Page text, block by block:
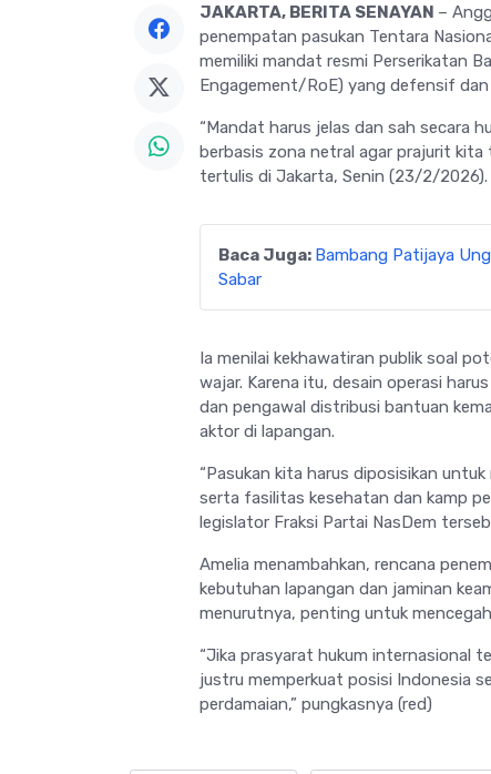
JAKARTA, BERITA SENAYAN –
penempatan pasukan Tentara
memiliki mandat resmi Perserikatan
Engagement/RoE) yang defensif
“Mandat harus jelas dan sah secara
berbasis zona netral agar prajurit kita
tertulis di Jakarta, Senin (23/2/2026).
Baca Juga: Bambang Patijaya
Sabar
Ia menilai kekhawatiran publik soal
wajar. Karena itu, desain operasi
dan pengawal distribusi bantuan
aktor di lapangan.
“Pasukan kita harus diposisikan
serta fasilitas kesehatan dan kamp
legislator Fraksi Partai NasDem
Amelia menambahkan, rencana
kebutuhan lapangan dan jaminan
menurutnya, penting untuk
“Jika prasyarat hukum internasional
justru memperkuat posisi Indonesia
perdamaian,” pungkasnya (red)